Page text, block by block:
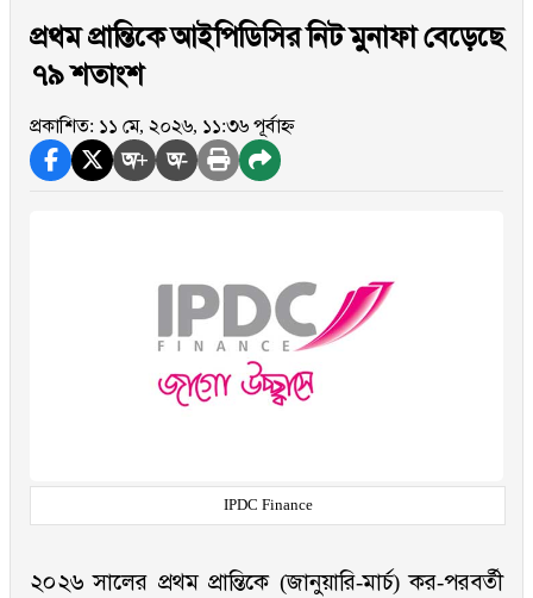
প্রথম প্রান্তিকে আইপিডিসির নিট মুনাফা বেড়েছে
৭৯ শতাংশ
প্রকাশিত: ১১ মে, ২০২৬, ১১:৩৬ পূর্বাহ্ন
অ+ অ-
IPDC Finance
২০২৬ সালের প্রথম প্রান্তিকে (জানুয়ারি-মার্চ) কর-পরবর্তী